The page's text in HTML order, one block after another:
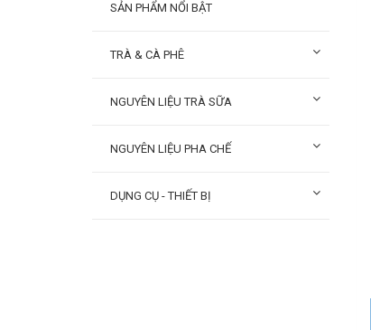
SẢN PHẨM NỔI BẬT
TRÀ & CÀ PHÊ
NGUYÊN LIỆU TRÀ SỮA
NGUYÊN LIỆU PHA CHẾ
DỤNG CỤ - THIẾT BỊ